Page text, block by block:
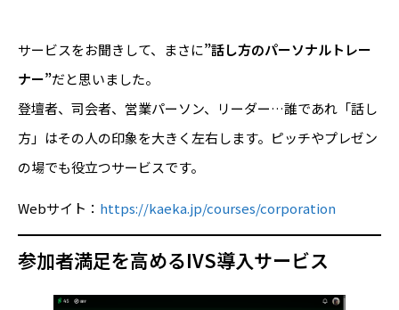
サービスをお聞きして、まさに”話し方のパーソナルトレー
ナー”だと思いました。
登壇者、司会者、営業パーソン、リーダー…誰であれ「話し
方」はその人の印象を大きく左右します。ピッチやプレゼン
の場でも役立つサービスです。
Webサイト： https://kaeka.jp/courses/corporation
参加者満足を高めるIVS導入サービス